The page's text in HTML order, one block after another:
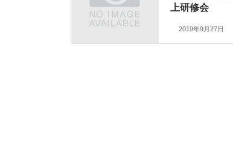
上研修会
2019年9月27日